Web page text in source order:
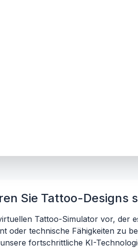
Sie Tattoo-Designs
Tattoo-Simulator vor, der
oder technische Fähigkeiten zu
fortschrittliche KI-